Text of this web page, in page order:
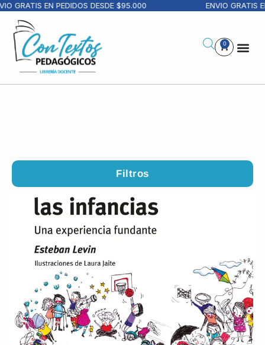
EN PEDIDOS DESDE $95.000 ENVIO GRATIS EN
0
Filtros